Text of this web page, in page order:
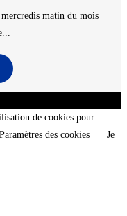
matin du mois
de cookies pour
Paramètres des cookies
Je